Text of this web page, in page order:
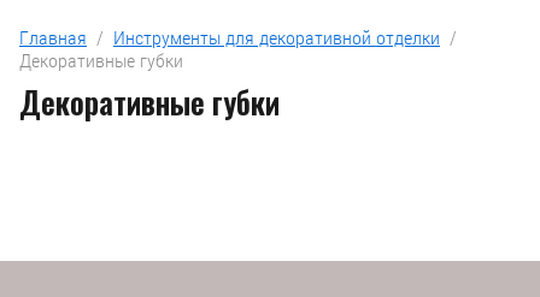
Главная
  /
Инструменты для декоративной отделки
  /
Декоративные губки
Декоративные губки